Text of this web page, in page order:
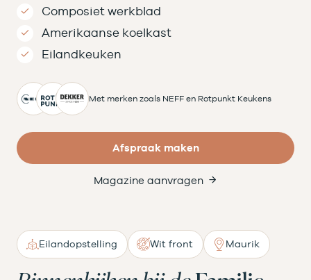
Composiet werkblad
Amerikaanse koelkast
Eilandkeuken
Met merken zoals NEFF en Rotpunkt Keukens
Afspraak maken
Magazine aanvragen
Eilandopstelling Wit front Maurik